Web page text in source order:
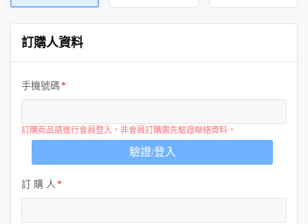
訂購人資料
手機號碼
訂購商品請進行會員登入，非會員訂購需先驗證聯絡資料。
驗證/登入
訂 購 人